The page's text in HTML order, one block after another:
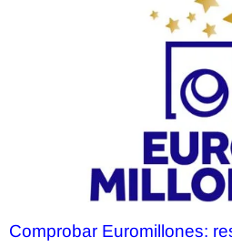
Comprobar Euromillones: